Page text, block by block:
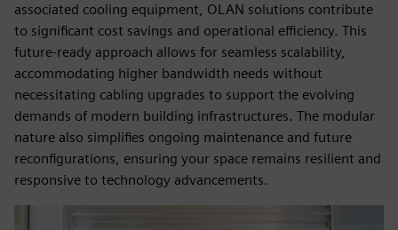
associated cooling equipment, OLAN solutions contribute
to significant cost savings and operational efficiency. This
future-ready approach allows for seamless scalability,
accommodating higher bandwidth needs without
necessitating cabling upgrades to support the evolving
demands of modern building infrastructures. The modular
nature also simplifies ongoing maintenance and future
reconfigurations, ensuring your space remains resilient and
responsive to technology advancements.